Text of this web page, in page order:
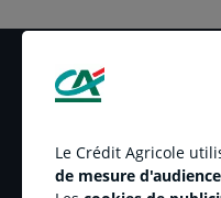
Le Crédit Agricole
de mesure d'audience
LE